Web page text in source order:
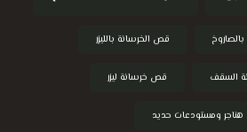
قص الخرسانة بالليزر
السقف قص خرسانة ليزر
هناجر ومستودعات حديد